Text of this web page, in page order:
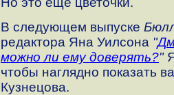
В следующем выпуске
редактора Яна Уилсона "
можно ли ему доверять?"Я
чтобы наглядно показать
Кузнецова.